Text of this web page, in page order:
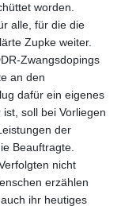
worden.
alle, für die die
Zupke weiter.
Zwangsdopings
an den
dafür ein eigenes
soll bei Vorliegen
der
Beauftragte.
nicht
erzählen
ihr heutiges